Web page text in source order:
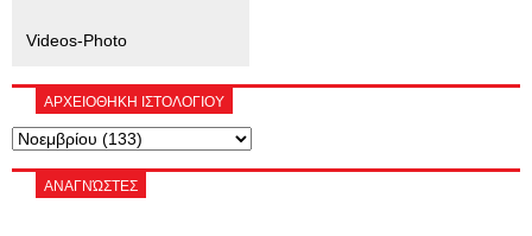
Videos-Photo
ΑΡΧΕΙΟΘΗΚΗ ΙΣΤΟΛΟΓΙΟΥ
ΑΝΑΓΝΏΣΤΕΣ